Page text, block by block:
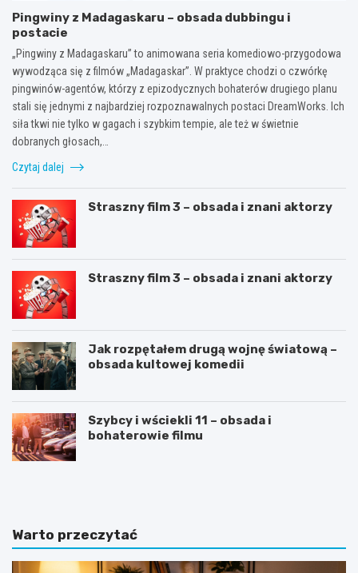
Pingwiny z Madagaskaru – obsada dubbingu i
postacie
„Pingwiny z Madagaskaru” to animowana seria komediowo-przygodowa
wywodząca się z filmów „Madagaskar”. W praktyce chodzi o czwórkę
pingwinów-agentów, którzy z epizodycznych bohaterów drugiego planu
stali się jednymi z najbardziej rozpoznawalnych postaci DreamWorks. Ich
siła tkwi nie tylko w gagach i szybkim tempie, ale też w świetnie
dobranych głosach,…
Czytaj dalej
Straszny film 3 – obsada i znani aktorzy
Straszny film 3 – obsada i znani aktorzy
Jak rozpętałem drugą wojnę światową –
obsada kultowej komedii
Szybcy i wściekli 11 – obsada i
bohaterowie filmu
C
6
”
–
J
p
i
s
Warto przeczytać